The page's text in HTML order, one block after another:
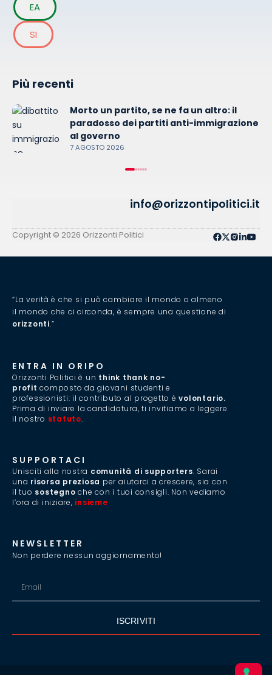
EA
SI
Più recenti
Morto un partito, se ne fa un altro: il
paradosso dei partiti anti-immigrazione
al governo
7 AGOSTO 2026
info@orizzontipolitici.it
Copyright © 2026 Orizzonti Politici
“La verità è che si può cambiare il mondo o almeno
il mondo che ci circonda, è sempre una questione di
orizzonti.”
ENTRA IN ORIPO
Orizzonti Politici è un think thank no-
profit composto da giovani studenti e
professionisti: il contributo al progetto èvolontario.
Prima di inviare la candidatura, ti invitiamo a leggere
il nostro statuto.
SUPPORTACI
Unisciti alla nostra comunità di supporters. Sarai
una risorsa preziosa per aiutarci a crescere, sia con
il tuo sostegno che con i tuoi consigli. Non vediamo
l’ora di iniziare, insieme
NEWSLETTER
Non perdere nessun aggiornamento!
ISCRIVITI